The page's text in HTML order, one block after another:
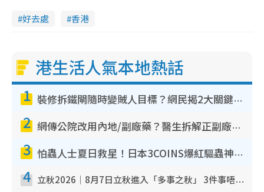
好去處 香港
港生活人氣本地熱話
1 裝修拆鐵閘隨時變賊人目標？網民揭2大關鍵用途：裝新式等於白裝？附新舊鐵閘分別
2 網傳公院改用內地/副廠藥？醫生拆解正副廠分別 揭4類人換藥隨時出事
3 怕蟲人士夏日救星！日本3COINS爆紅驅蟲神器$45起 1招「全程免觸碰」輕鬆搞定小強
4 立秋2026｜8月7日立秋進入「多事之秋」 3件事唔做得！專家教6招開運 清枱頭／銀包納氣接好運